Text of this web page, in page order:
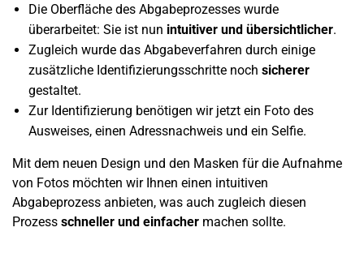
Die Oberfläche des Abgabeprozesses wurde
überarbeitet: Sie ist nun intuitiver und übersichtlicher.
Zugleich wurde das Abgabeverfahren durch einige
zusätzliche Identifizierungsschritte noch sicherer
gestaltet.
Zur Identifizierung benötigen wir jetzt ein Foto des
Ausweises, einen Adressnachweis und ein Selfie.
Mit dem neuen Design und den Masken für die Aufnahme
von Fotos möchten wir Ihnen einen intuitiven
Abgabeprozess anbieten, was auch zugleich diesen
Prozess schneller und einfacher machen sollte.